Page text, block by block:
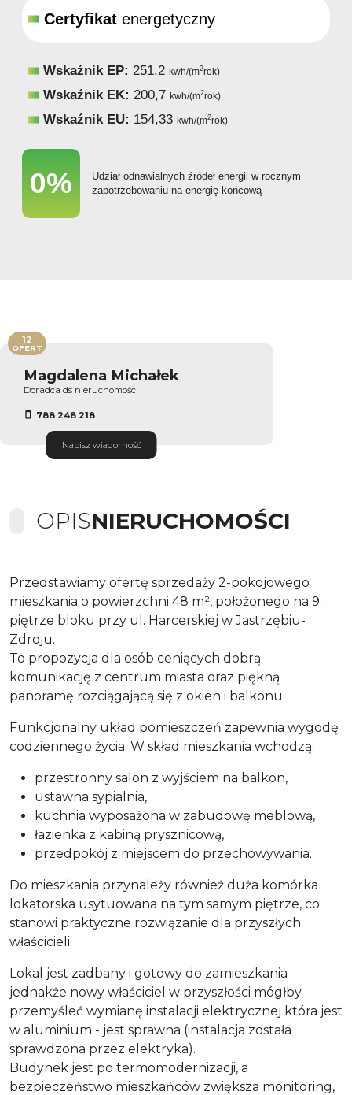
Certyfikat energetyczny
Wskaźnik EP: 251.2 kwh/(m2rok)
Wskaźnik EK: 200,7 kwh/(m2rok)
Wskaźnik EU: 154,33 kwh/(m2rok)
0%
Udział odnawialnych źródeł energii w rocznym
zapotrzebowaniu na energię końcową
Magdalena Michałek
Doradca ds nieruchomości
788 248 218
Napisz wiadomość
12
OFERT
OPISNIERUCHOMOŚCI
Przedstawiamy ofertę sprzedaży 2-pokojowego
mieszkania o powierzchni 48 m², położonego na 9.
piętrze bloku przy ul. Harcerskiej w Jastrzębiu-
Zdroju.
To propozycja dla osób ceniących dobrą
komunikację z centrum miasta oraz piękną
panoramę rozciągającą się z okien i balkonu.
Funkcjonalny układ pomieszczeń zapewnia wygodę
codziennego życia. W skład mieszkania wchodzą:
przestronny salon z wyjściem na balkon,
ustawna sypialnia,
kuchnia wyposażona w zabudowę meblową,
łazienka z kabiną prysznicową,
przedpokój z miejscem do przechowywania.
Do mieszkania przynależy również duża komórka
lokatorska usytuowana na tym samym piętrze, co
stanowi praktyczne rozwiązanie dla przyszłych
właścicieli.
Lokal jest zadbany i gotowy do zamieszkania
jednakże nowy właściciel w przyszłości mógłby
przemyśleć wymianę instalacji elektrycznej która jest
w aluminium - jest sprawna (instalacja została
sprawdzona przez elektryka).
Budynek jest po termomodernizacji, a
bezpieczeństwo mieszkańców zwiększa monitoring,